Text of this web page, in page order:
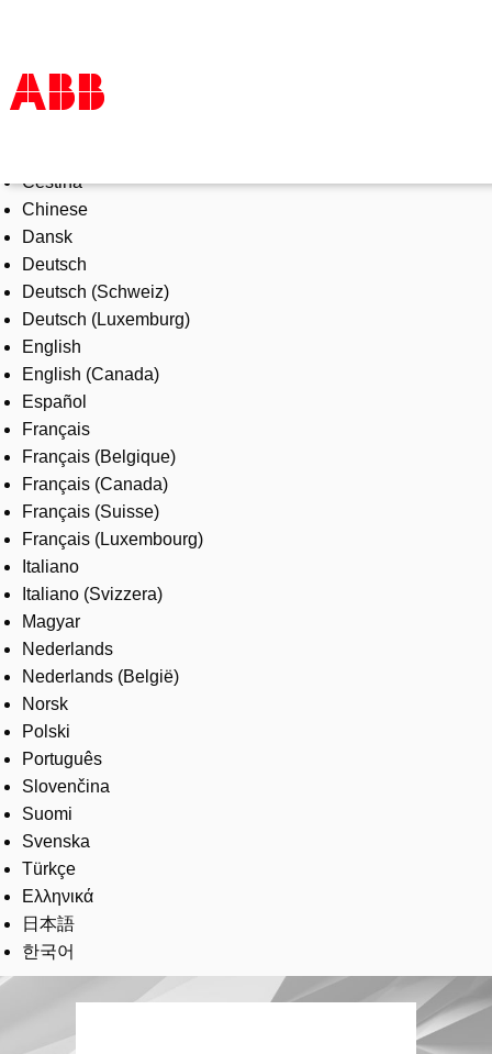
Products & Solutions
Industries
Services
About us
Where to buy
Contact us
Careers
Čeština
Chinese
Dansk
Deutsch
Deutsch (Schweiz)
Deutsch (Luxemburg)
English
English (Canada)
Español
Français
Français (Belgique)
Français (Canada)
Français (Suisse)
Français (Luxembourg)
Italiano
Italiano (Svizzera)
Magyar
Nederlands
Nederlands (België)
Norsk
Polski
Português
Slovenčina
Suomi
Svenska
Türkçe
Ελληνικά
日本語
한국어